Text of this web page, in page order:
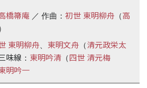
橋箒庵 ／ 作曲： 初世 東明柳舟 （高
東明柳舟 東明文舟 （清元政栄太
味線 ： 東明吟清 （四世 清元梅
明吟一